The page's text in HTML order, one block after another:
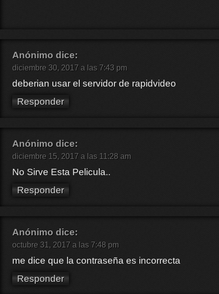
Anónimo dice:
diciembre 30, 2017 a las 7:43 pm
deberian usar el servidor de rapidvideo
Responder
Anónimo dice:
diciembre 15, 2017 a las 11:28 am
No Sirve Esta Pelicula..
Responder
Anónimo dice:
octubre 31, 2017 a las 7:48 pm
me dice que la contraseña es incorrecta
Responder